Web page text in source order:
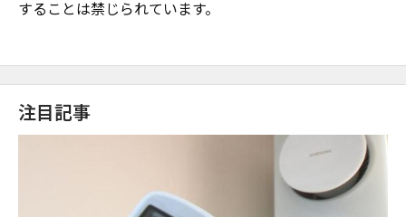
することは禁じられています。
注目記事